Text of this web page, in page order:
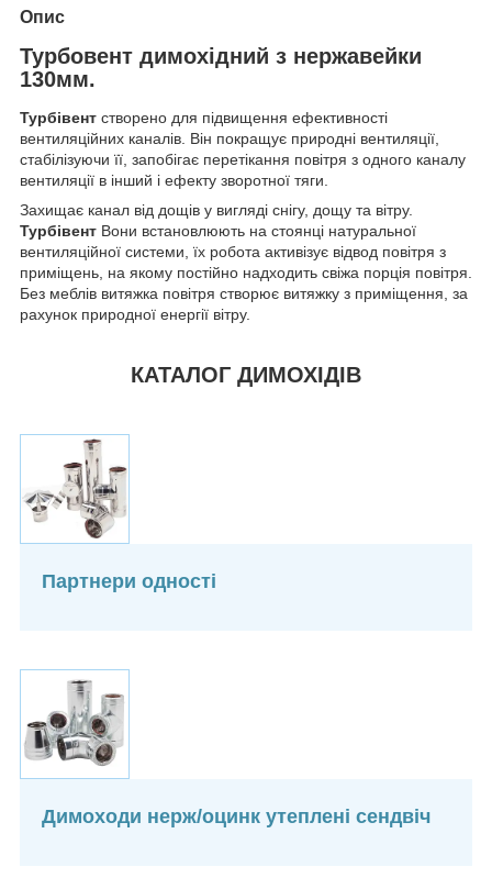
Опис
Турбовент димохідний з нержавейки
130мм.
Турбівент створено для підвищення ефективності
вентиляційних каналів. Він покращує природні вентиляції,
стабілізуючи її, запобігає перетікання повітря з одного каналу
вентиляції в інший і ефекту зворотної тяги.
Захищає канал від дощів у вигляді снігу, дощу та вітру.
Турбівент Вони встановлюють на стоянці натуральної
вентиляційної системи, їх робота активізує відвод повітря з
приміщень, на якому постійно надходить свіжа порція повітря.
Без меблів витяжка повітря створює витяжку з приміщення, за
рахунок природної енергії вітру.
КАТАЛОГ ДИМОХІДІВ
Партнери одності
Димоходи нерж/оцинк утеплені сендвіч